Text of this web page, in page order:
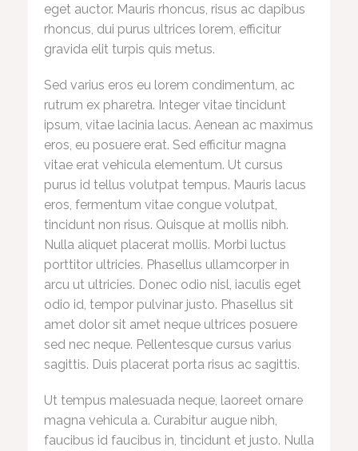
eget auctor. Mauris rhoncus, risus ac dapibus
rhoncus, dui purus ultrices lorem, efficitur
gravida elit turpis quis metus.
Sed varius eros eu lorem condimentum, ac
rutrum ex pharetra. Integer vitae tincidunt
ipsum, vitae lacinia lacus. Aenean ac maximus
eros, eu posuere erat. Sed efficitur magna
vitae erat vehicula elementum. Ut cursus
purus id tellus volutpat tempus. Mauris lacus
eros, fermentum vitae congue volutpat,
tincidunt non risus. Quisque at mollis nibh.
Nulla aliquet placerat mollis. Morbi luctus
porttitor ultricies. Phasellus ullamcorper in
arcu ut ultricies. Donec odio nisl, iaculis eget
odio id, tempor pulvinar justo. Phasellus sit
amet dolor sit amet neque ultrices posuere
sed nec neque. Pellentesque cursus varius
sagittis. Duis placerat porta risus ac sagittis.
Ut tempus malesuada neque, laoreet ornare
magna vehicula a. Curabitur augue nibh,
faucibus id faucibus in, tincidunt et justo. Nulla